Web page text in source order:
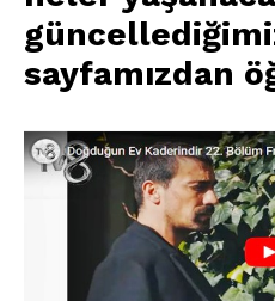
sayfamızdan